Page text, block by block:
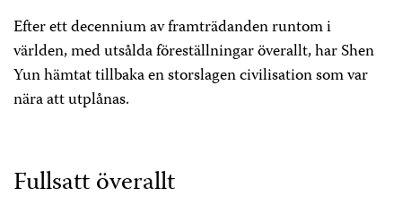
Efter ett decennium av framträdanden runtom i
världen, med utsålda föreställningar överallt, har Shen
Yun hämtat tillbaka en storslagen civilisation som var
nära att utplånas.
Fullsatt överallt